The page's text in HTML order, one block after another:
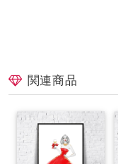
関連商品